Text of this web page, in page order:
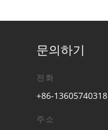
문의하기
전화
+86-13605740318
주소